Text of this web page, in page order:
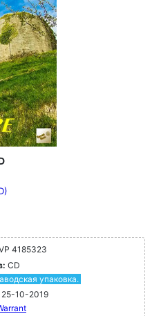
4185323
CD
упаковка.
25-10-2019